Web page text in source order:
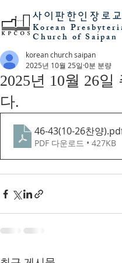
사이판 한인장로교
Korean
Church of Saipan
2025년 10월 26일
다.
korean church saipan
2025년 10월 25일 0분 분량
46-43(10-26찬양)
PDF 다운로드 • 427KB